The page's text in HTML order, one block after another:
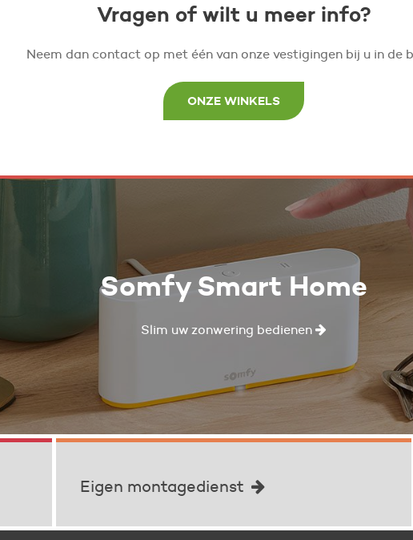
Vragen of wilt u meer info?
Neem dan contact op met één van onze vestigingen bij u in de
ONZE WINKELS
Somfy Smart Home
Slim uw zonwering bedienen
Eigen montagedienst